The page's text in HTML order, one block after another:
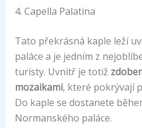
4. Capella Palatina
Tato překrásná kaple leží
paláce a je jedním z
turisty. Uvnitř je totiž
mozaikami, které pokrývají
Do kaple se dostanete
Normanského paláce.